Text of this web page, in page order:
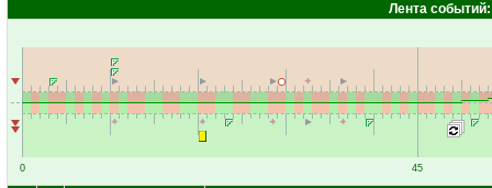
Лента событий:
0 45